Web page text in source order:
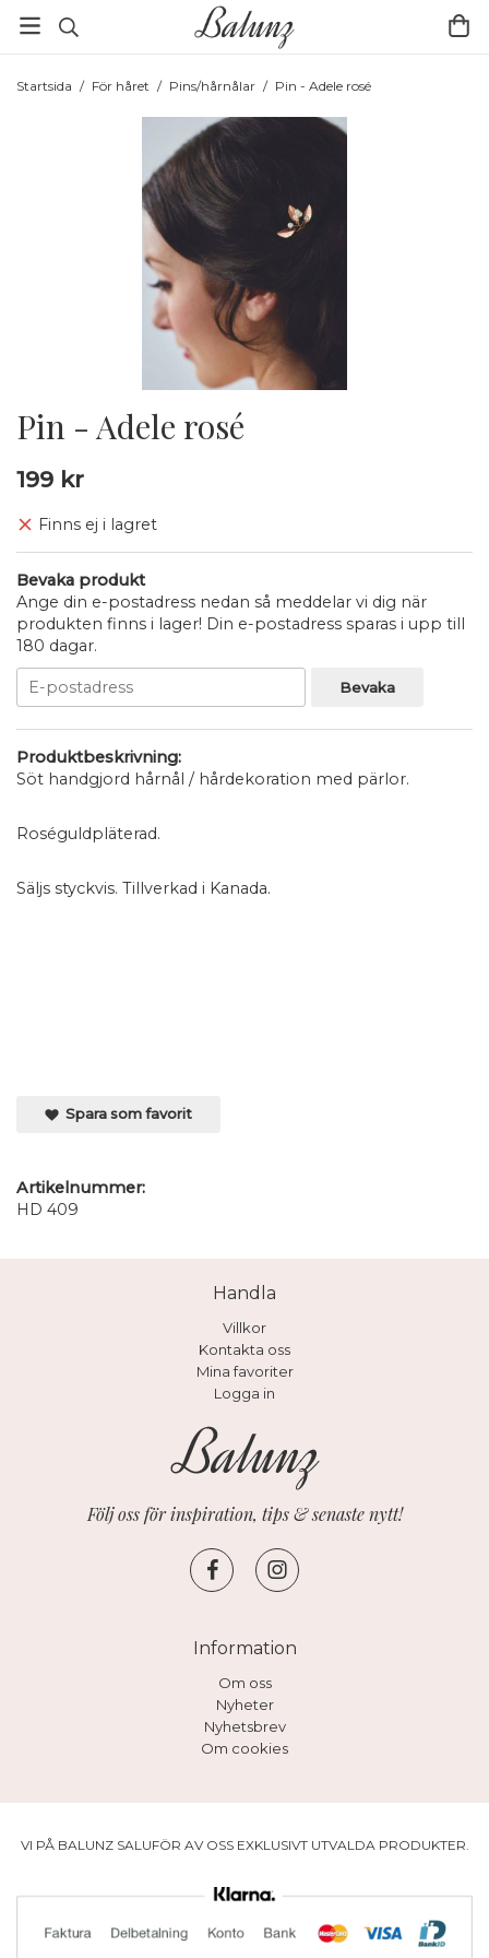
Startsida / För håret / Pins/hårnålar / Pin - Adele rosé
Pin - Adele rosé
199 kr
Finns ej i lagret
Bevaka produkt
Ange din e-postadress nedan så meddelar vi dig när
produkten finns i lager! Din e-postadress sparas i upp till
180 dagar.
Bevaka
Produktbeskrivning:
Söt handgjord hårnål / hårdekoration med pärlor.
Roséguldpläterad.
Säljs styckvis. Tillverkad i Kanada.
Spara som favorit
Artikelnummer:
HD 409
Handla
Villkor
Kontakta oss
Mina favoriter
Logga in
Följ oss för inspiration, tips & senaste nytt!
Information
Om oss
Nyheter
Nyhetsbrev
Om cookies
VI PÅ BALUNZ SALUFÖR AV OSS EXKLUSIVT UTVALDA PRODUKTER.